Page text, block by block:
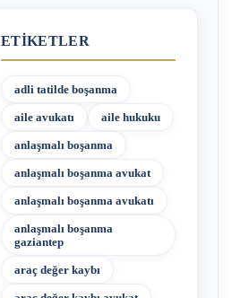
ETIKETLER
adli tatilde boşanma
aile avukatı aile hukuku
anlaşmalı boşanma
anlaşmalı boşanma avukat
anlaşmalı boşanma avukatı
anlaşmalı boşanma
gaziantep
araç değer kaybı